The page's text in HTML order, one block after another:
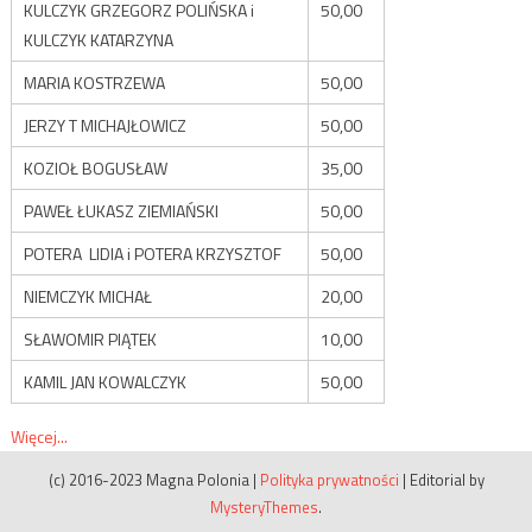
KULCZYK GRZEGORZ POLIŃSKA i
KULCZYK KATARZYNA
50,00
MARIA KOSTRZEWA
50,00
JERZY T MICHAJŁOWICZ
50,00
KOZIOŁ BOGUSŁAW
35,00
PAWEŁ ŁUKASZ ZIEMIAŃSKI
50,00
POTERA LIDIA i POTERA KRZYSZTOF
50,00
NIEMCZYK MICHAŁ
20,00
SŁAWOMIR PIĄTEK
10,00
KAMIL JAN KOWALCZYK
50,00
Więcej...
(c) 2016-2023 Magna Polonia | Polityka prywatności | Editorial by
MysteryThemes.